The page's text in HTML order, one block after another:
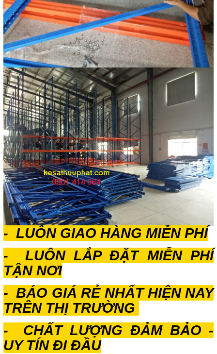
- LUÔN GIAO HÀNG MIỄN PHÍ
- LUÔN LẮP ĐẶT MIỄN PHÍ
TẬN NƠI
- BÁO GIÁ RẺ NHẤT HIỆN NAY
TRÊN THỊ TRƯỜNG
- CHẤT LƯỢNG ĐẢM BẢO -
UY TÍN ĐI ĐẦU